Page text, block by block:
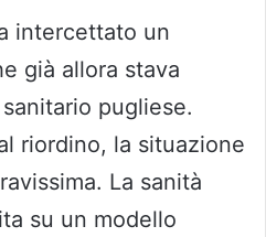
intercettato un
già allora stava
pugliese.
riordino, la situazione
La sanità
su un modello